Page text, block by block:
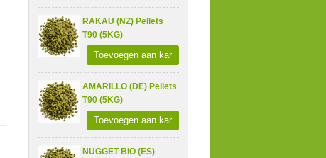
RAKAU (NZ) Pellets
T90 (5KG)
Toevoegen aan kar
AMARILLO (DE) Pellets
T90 (5KG)
Toevoegen aan kar
NUGGET BIO (ES)